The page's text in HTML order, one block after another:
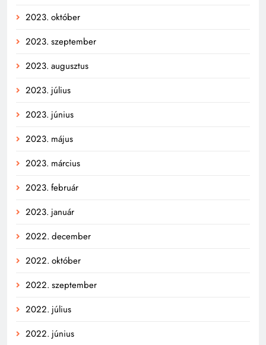
2023. október
2023. szeptember
2023. augusztus
2023. július
2023. június
2023. május
2023. március
2023. február
2023. január
2022. december
2022. október
2022. szeptember
2022. július
2022. június